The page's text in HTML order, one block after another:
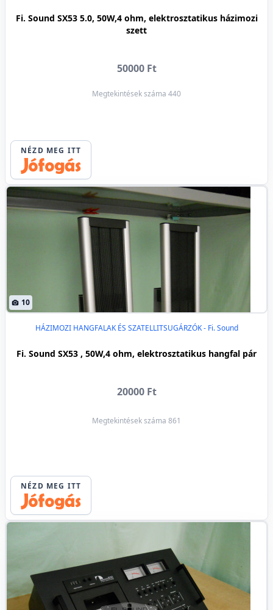
Fi. Sound SX53 5.0, 50W,4 ohm, elektrosztatikus házimozi
szett
50000 Ft
Megtekintések száma 440
NÉZD MEG ITT
10
HÁZIMOZI HANGFALAK ÉS SZATELLITSUGÁRZÓK - Fi. Sound
Fi. Sound SX53 , 50W,4 ohm, elektrosztatikus hangfal pár
20000 Ft
Megtekintések száma 861
NÉZD MEG ITT